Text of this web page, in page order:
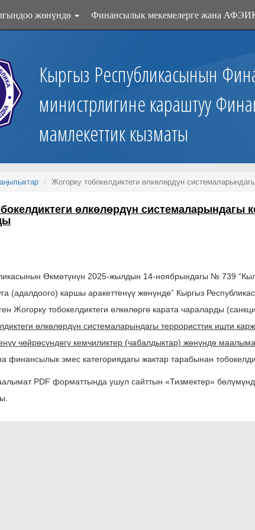
жөнүндө Финансылык мекемелерге жана
Кыргыз Республикасынын
министрлигине караштуу
мамлекеттик кызматы
Жогорку тобокелдиктеги өлкөлөрдүн
өлкөлөрдүн системаларындагы
Өкмөтүнүн 2025-жылдын 14-ноябрындагы № 739
(адалдоого) каршы аракеттенүү жөнүндө” Кыргыз
Жогорку тобокелдиктеги өлкөлөргө карата чараларды
өлкөлөрдүн системаларындагы террористтик ишти
чөйрөсүндөгү кемчиликтер (чабалдыктар) жөнүндө
финансылык эмес категориядагы жактар тарабынан
PDF форматтында ушул сайттын «Тизмектер»